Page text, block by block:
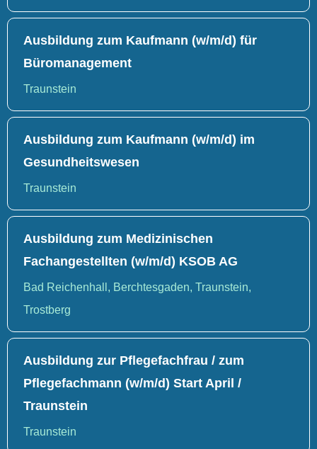
Ausbildung zum Kaufmann (w/m/d) für
Büromanagement
Traunstein
Ausbildung zum Kaufmann (w/m/d) im
Gesundheitswesen
Traunstein
Ausbildung zum Medizinischen
Fachangestellten (w/m/d) KSOB AG
Bad Reichenhall, Berchtesgaden, Traunstein,
Trostberg
Ausbildung zur Pflegefachfrau / zum
Pflegefachmann (w/m/d) Start April /
Traunstein
Traunstein